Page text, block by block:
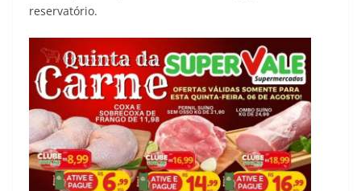
reservatório.